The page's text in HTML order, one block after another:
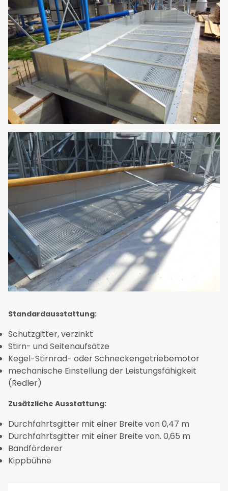
Standardausstattung:
Schutzgitter, verzinkt
Stirn- und Seitenaufsätze
Kegel-Stirnrad- oder Schneckengetriebemotor
mechanische Einstellung der Leistungsfähigkeit
(Redler)
Zusätzliche Ausstattung:
Durchfahrtsgitter mit einer Breite von 0,47 m
Durchfahrtsgitter mit einer Breite von. 0,65 m
Bandförderer
Kippbühne